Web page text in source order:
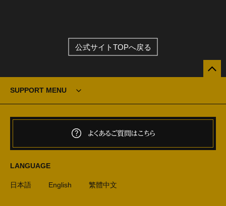
公式サイトTOPへ戻る
SUPPORT MENU
よくあるご質問はこちら
LANGUAGE
日本語 English 繁體中文